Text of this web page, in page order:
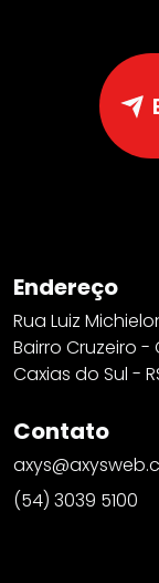
Endereço
Rua Luiz
Bairro Cruzeiro -
Caxias do Sul -
Contato
(54) 3039 5100